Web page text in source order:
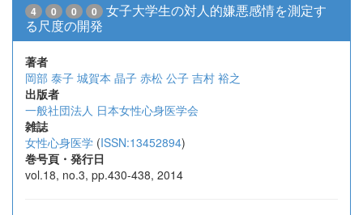
4 0 0 0
女子大学生の対人的嫌悪感情を測定す
る尺度の開発
著者
岡部 泰子 城賀本 晶子 赤松 公子 吉村 裕之
出版者
一般社団法人 日本女性心身医学会
雑誌
女性心身医学 (ISSN:13452894)
巻号頁・発行日
vol.18, no.3, pp.430-438, 2014